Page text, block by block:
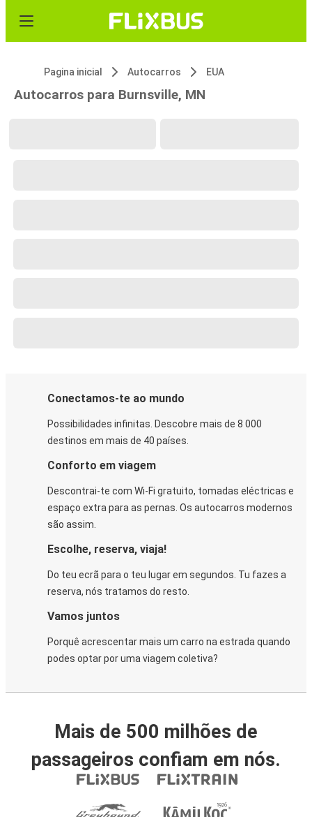
Pagina inicial Autocarros EUA
Autocarros para Burnsville, MN
Conectamos-te ao mundo
Possibilidades infinitas. Descobre mais de 8 000
destinos em mais de 40 países.
Conforto em viagem
Descontrai-te com Wi-Fi gratuito, tomadas eléctricas e
espaço extra para as pernas. Os autocarros modernos
são assim.
Escolhe, reserva, viaja!
Do teu ecrã para o teu lugar em segundos. Tu fazes a
reserva, nós tratamos do resto.
Vamos juntos
Porquê acrescentar mais um carro na estrada quando
podes optar por uma viagem coletiva?
Mais de 500 milhões de
passageiros confiam em nós.